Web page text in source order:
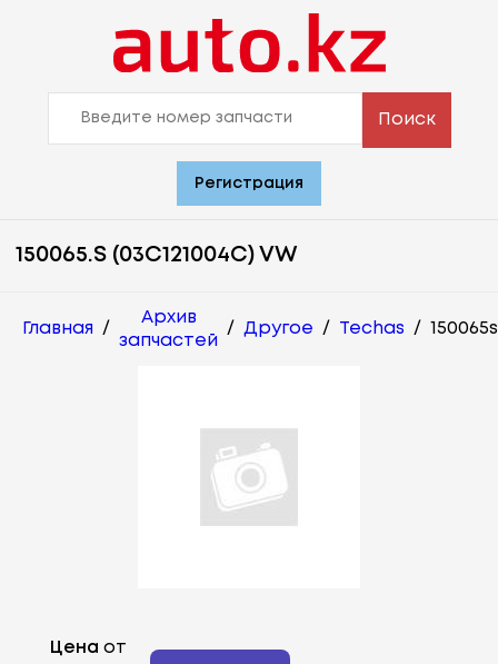
Поиск
Регистрация
150065.S (03C121004C) VW
Главная /
Архив
запчастей
/ Другое / Techas / 150065s
Цена от